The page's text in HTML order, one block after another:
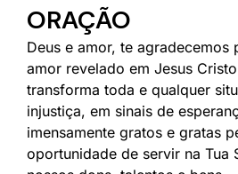
ORAÇÃO
Deus e amor, te agradecemos
amor revelado em Jesus
transforma toda e qualquer
injustiça, em sinais de
imensamente gratos e gratas
oportunidade de servir na Tua